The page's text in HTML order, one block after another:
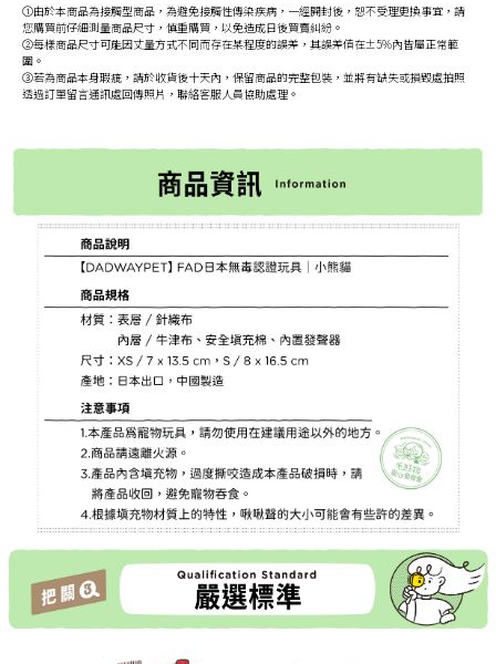
①由於本商品為接觸型商品，為避免接觸性傳染疾病，一經開封後，恕不受理更換事宜，請
您購買前仔細測量商品尺寸，慎重購買，以免造成日後買賣糾紛。
②每樣商品尺寸可能因丈量方式不同而存在某程度的誤差，其誤差值在±5%內皆屬正常範
圍。
③若為商品本身瑕疵，請於收貨後十天內，保留商品的完整包裝，並將有缺失或損毀處拍照
透過訂單留言通訊處回傳照片，聯絡客服人員協助處理。